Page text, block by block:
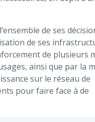
de ses
de ses
de plusieurs
ainsi que par la
sur le réseau de
pour faire face à de